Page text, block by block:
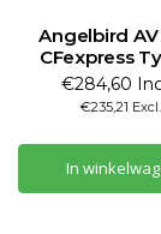
Angelbird AV
CFexpress
€284,60
€235,21
In